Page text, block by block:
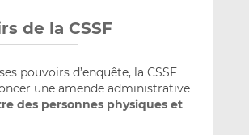
de la CSSF
pouvoirs d’enquête, la CSSF
une amende administrative
des personnes physiques et